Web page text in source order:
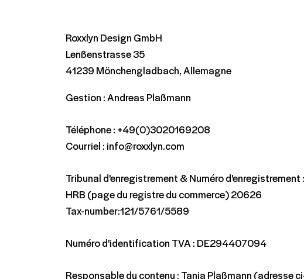
Roxxlyn Design GmbH
Lenßenstrasse 35
41239 Mönchengladbach, Allemagne
Gestion : Andreas Plaßmann
Téléphone : +49(0)3020169208
Courriel : info@roxxlyn.com
Tribunal d'enregistrement & Numéro
HRB (page du registre du commerce) 20626
Tax-number:121/5761/5589
Numéro d'identification TVA : DE294407094
Responsable du contenu : Tanja Plaßmann (adresse